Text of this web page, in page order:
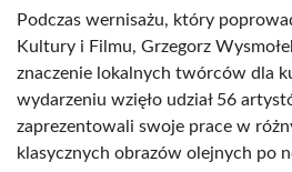
Podczas wernisażu, który
Kultury i Filmu, Grzegorz
znaczenie lokalnych twórców dla
wydarzeniu wzięło udział 56
zaprezentowali swoje prace w
klasycznych obrazów olejnych po